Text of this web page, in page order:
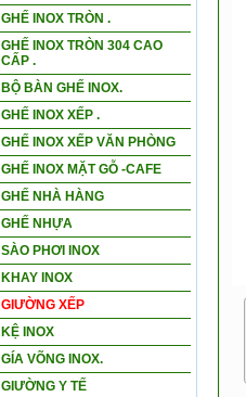
GHẾ INOX TRÒN .
GHẾ INOX TRÒN 304 CAO
CẤP .
BỘ BÀN GHẾ INOX.
GHẾ INOX XẾP .
GHẾ INOX XẾP VĂN PHÒNG
GHẾ INOX MẶT GỖ -CAFE
GHẾ NHÀ HÀNG
GHẾ NHỰA
SÀO PHƠI INOX
KHAY INOX
GIƯỜNG XẾP
KỆ INOX
GÍA VÕNG INOX.
GIƯỜNG Y TẾ